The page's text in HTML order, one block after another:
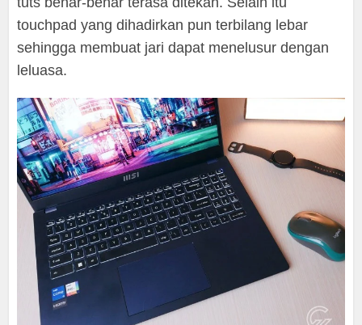
touchpad yang dihadirkan pun terbilang lebar
sehingga membuat jari dapat menelusur dengan
leluasa.